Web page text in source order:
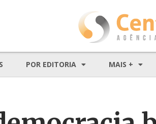
POR EDITORIA MAIS +